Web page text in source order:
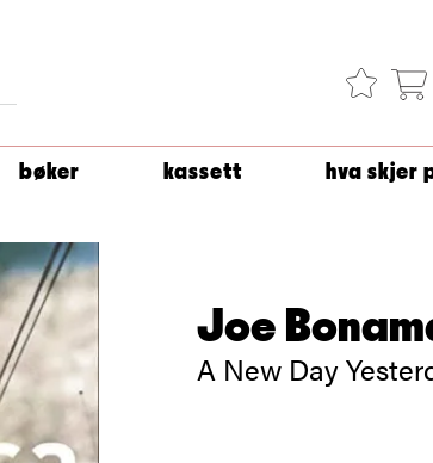
bøker kassett hva skjer
Joe
A New Day